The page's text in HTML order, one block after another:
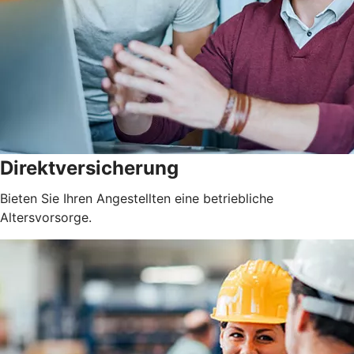
Direktversicherung
Bieten Sie Ihren Angestellten eine betriebliche
Altersvorsorge.